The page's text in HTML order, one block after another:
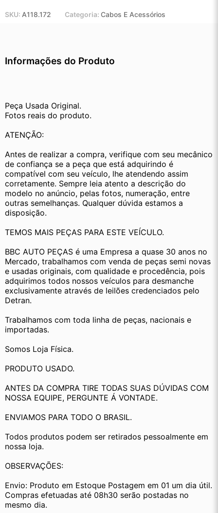
SKU: A118.172 Categoria: Cabos E Acessórios
Informações do Produto
Peça Usada Original.
Fotos reais do produto.
ATENÇÃO:
Antes de realizar a compra, verifique com seu mecânico
de confiança se a peça que está adquirindo é
compatível com seu veículo, lhe atendendo assim
corretamente. Sempre leia atento a descrição do
modelo no anúncio, pelas fotos, numeração, entre
outras semelhanças. Qualquer dúvida estamos a
disposição.
TEMOS MAIS PEÇAS PARA ESTE VEÍCULO.
BBC AUTO PEÇAS é uma Empresa a quase 30 anos no
Mercado, trabalhamos com venda de peças semi novas
e usadas originais, com qualidade e procedência, pois
adquirimos todos nossos veículos para desmanche
exclusivamente através de leilões credenciados pelo
Detran.
Trabalhamos com toda linha de peças, nacionais e
importadas.
Somos Loja Física.
PRODUTO USADO.
ANTES DA COMPRA TIRE TODAS SUAS DÚVIDAS COM
NOSSA EQUIPE, PERGUNTE Á VONTADE.
ENVIAMOS PARA TODO O BRASIL.
Todos produtos podem ser retirados pessoalmente em
nossa loja.
OBSERVAÇÕES:
Envio: Produto em Estoque Postagem em 01 um dia útil.
Compras efetuadas até 08h30 serão postadas no
mesmo dia.